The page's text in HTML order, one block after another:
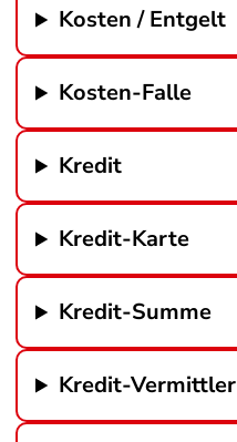
Kosten / Entgelt
Kosten-Falle
Kredit
Kredit-Karte
Kredit-Summe
Kredit-Vermittler